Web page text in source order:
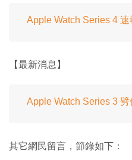
Apple Watch Series 4 速
【最新消息】
Apple Watch Series 3
其它網民留言，節錄如下：